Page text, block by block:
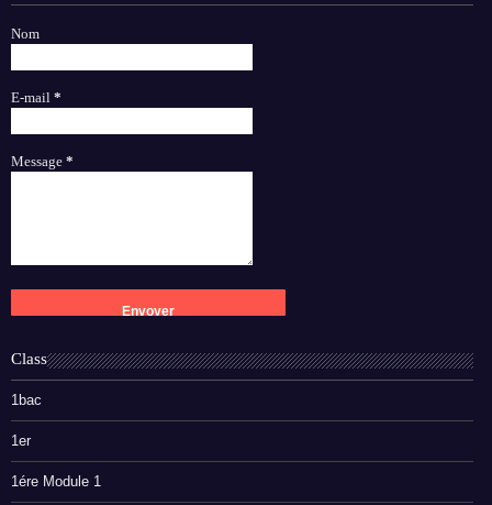
Nom
E-mail *
Message *
Class
1bac
1er
1ére Module 1